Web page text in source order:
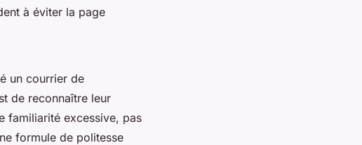
à éviter la page
un courrier de
de reconnaître leur
familiarité excessive, pas
formule de politesse